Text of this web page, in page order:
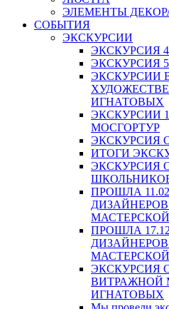
ЭЛЕМЕНТЫ
СОБЫТИЯ
ЭКСКУРСИИ
ЭКСКУРСИЯ 4
ЭКСКУРСИЯ 5
ЭКСКУРСИИ
ИГНАТОВЫХ
ЭКСКУРСИИ
МОСГОРТУР
ЭКСКУРСИЯ
ИТОГИ
ЭКСКУРСИЯ
ПРОШЛА
ПРОШЛА
ЭКСКУРСИЯ
ВИТРАЖНОЙ
ИГНАТОВЫХ